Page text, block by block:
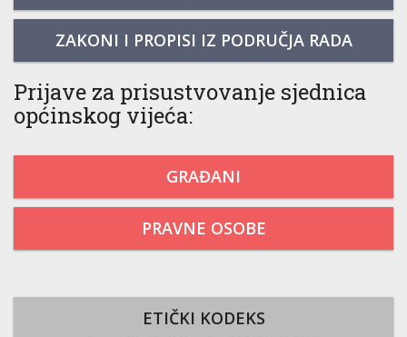
ZAKONI I PROPISI IZ PODRUČJA RADA
Prijave za prisustvovanje sjednica
općinskog vijeća:
GRAĐANI
PRAVNE OSOBE
ETIČKI KODEKS